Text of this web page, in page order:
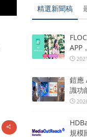
精選新聞稿
APP
鎧應
識功
規模